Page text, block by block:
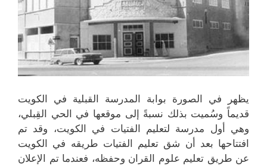
يظهر في الصورة بوابة المدرسة القبلية في الكويت
قديماً وسُميت بذلك نسبةً إلى موقعها في الحي القِبلي،
وهي أول مدرسة لتعليم الفتيات في الكويت، وقد تم
افتتاحها بعد أن شق تعليم الفتيات طريقه في الكويت
عن طريق تعليم علوم القران وحفظه، فعندما تم الإعلان